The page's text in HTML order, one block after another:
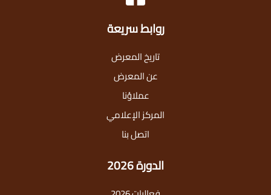
روابط سريعة
تاريخ المعرض
عن المعرض
عملاؤنا
المركز الإعلامي
اتصل بنا
الدورة 2026